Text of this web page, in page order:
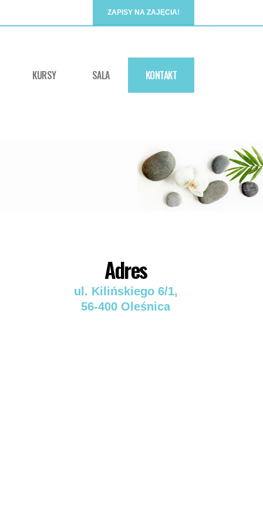
ZAPISY NA ZAJĘCIA!
KURSY SALA KONTAKT
Adres
ul. Kilińskiego 6/1,
56-400 Oleśnica